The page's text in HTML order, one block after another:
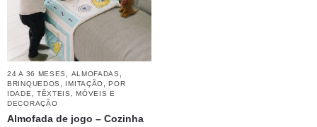
24 A 36 MESES ALMOFADAS
BRINQUEDOS IMITAÇÃO ,POR
IDADE
TÊXTEIS, MÓVEIS E
DECORAÇÃO
Almofada de jogo – Cozinha